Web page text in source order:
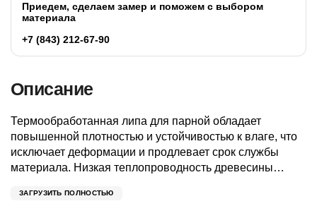
Приедем, сделаем замер и поможем с выбором
материала
+7 (843) 212-67-90
Описание
Термообработанная липа для парной обладает
повышенной плотностью и устойчивостью к влаге, что
исключает деформации и продлевает срок службы
материала. Низкая теплопроводность древесины
безопасность и комфорт в парилке. При нагреве
ЗАГРУЗИТЬ ПОЛНОСТЬЮ